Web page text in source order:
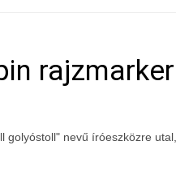
rajzmarker
golyóstoll" nevű íróeszközre